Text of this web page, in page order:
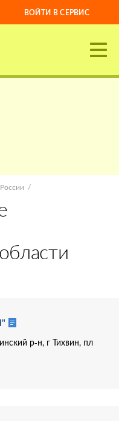
ВОЙТИ В СЕРВИС
р-н, г Тихвин, пл